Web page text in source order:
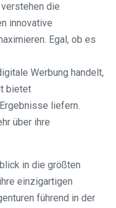
die
innovative
Egal, ob es
Werbung handelt,
bietet
liefern.
über ihre
in die größten
einzigartigen
führend in der